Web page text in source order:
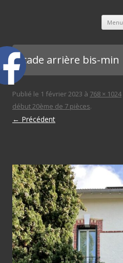
Menu
façade arrière bis-min
Publié le 1 février 2023 à 768 × 1024
début 20ème de 7 pièces.
← Précédent